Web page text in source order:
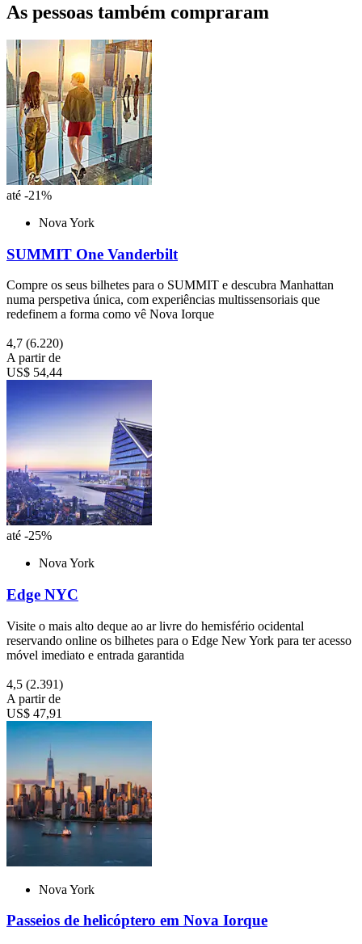
As pessoas também compraram
até -21%
Nova York
SUMMIT One Vanderbilt
Compre os seus bilhetes para o SUMMIT e descubra Manhattan
numa perspetiva única, com experiências multissensoriais que
redefinem a forma como vê Nova Iorque
4,7 (6.220)
A partir de
US$ 54,44
até -25%
Nova York
Edge NYC
Visite o mais alto deque ao ar livre do hemisfério ocidental
reservando online os bilhetes para o Edge New York para ter acesso
móvel imediato e entrada garantida
4,5 (2.391)
A partir de
US$ 47,91
Nova York
Passeios de helicóptero em Nova Iorque